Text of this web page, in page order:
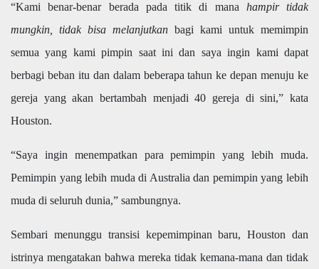
“Kami benar-benar berada pada titik di mana hampir tidak
mungkin, tidak bisa melanjutkan bagi kami untuk memimpin
semua yang kami pimpin saat ini dan saya ingin kami dapat
berbagi beban itu dan dalam beberapa tahun ke depan menuju ke
gereja yang akan bertambah menjadi 40 gereja di sini,” kata
Houston.
“Saya ingin menempatkan para pemimpin yang lebih muda.
Pemimpin yang lebih muda di Australia dan pemimpin yang lebih
muda di seluruh dunia,” sambungnya.
Sembari menunggu transisi kepemimpinan baru, Houston dan
istrinya mengatakan bahwa mereka tidak kemana-mana dan tidak